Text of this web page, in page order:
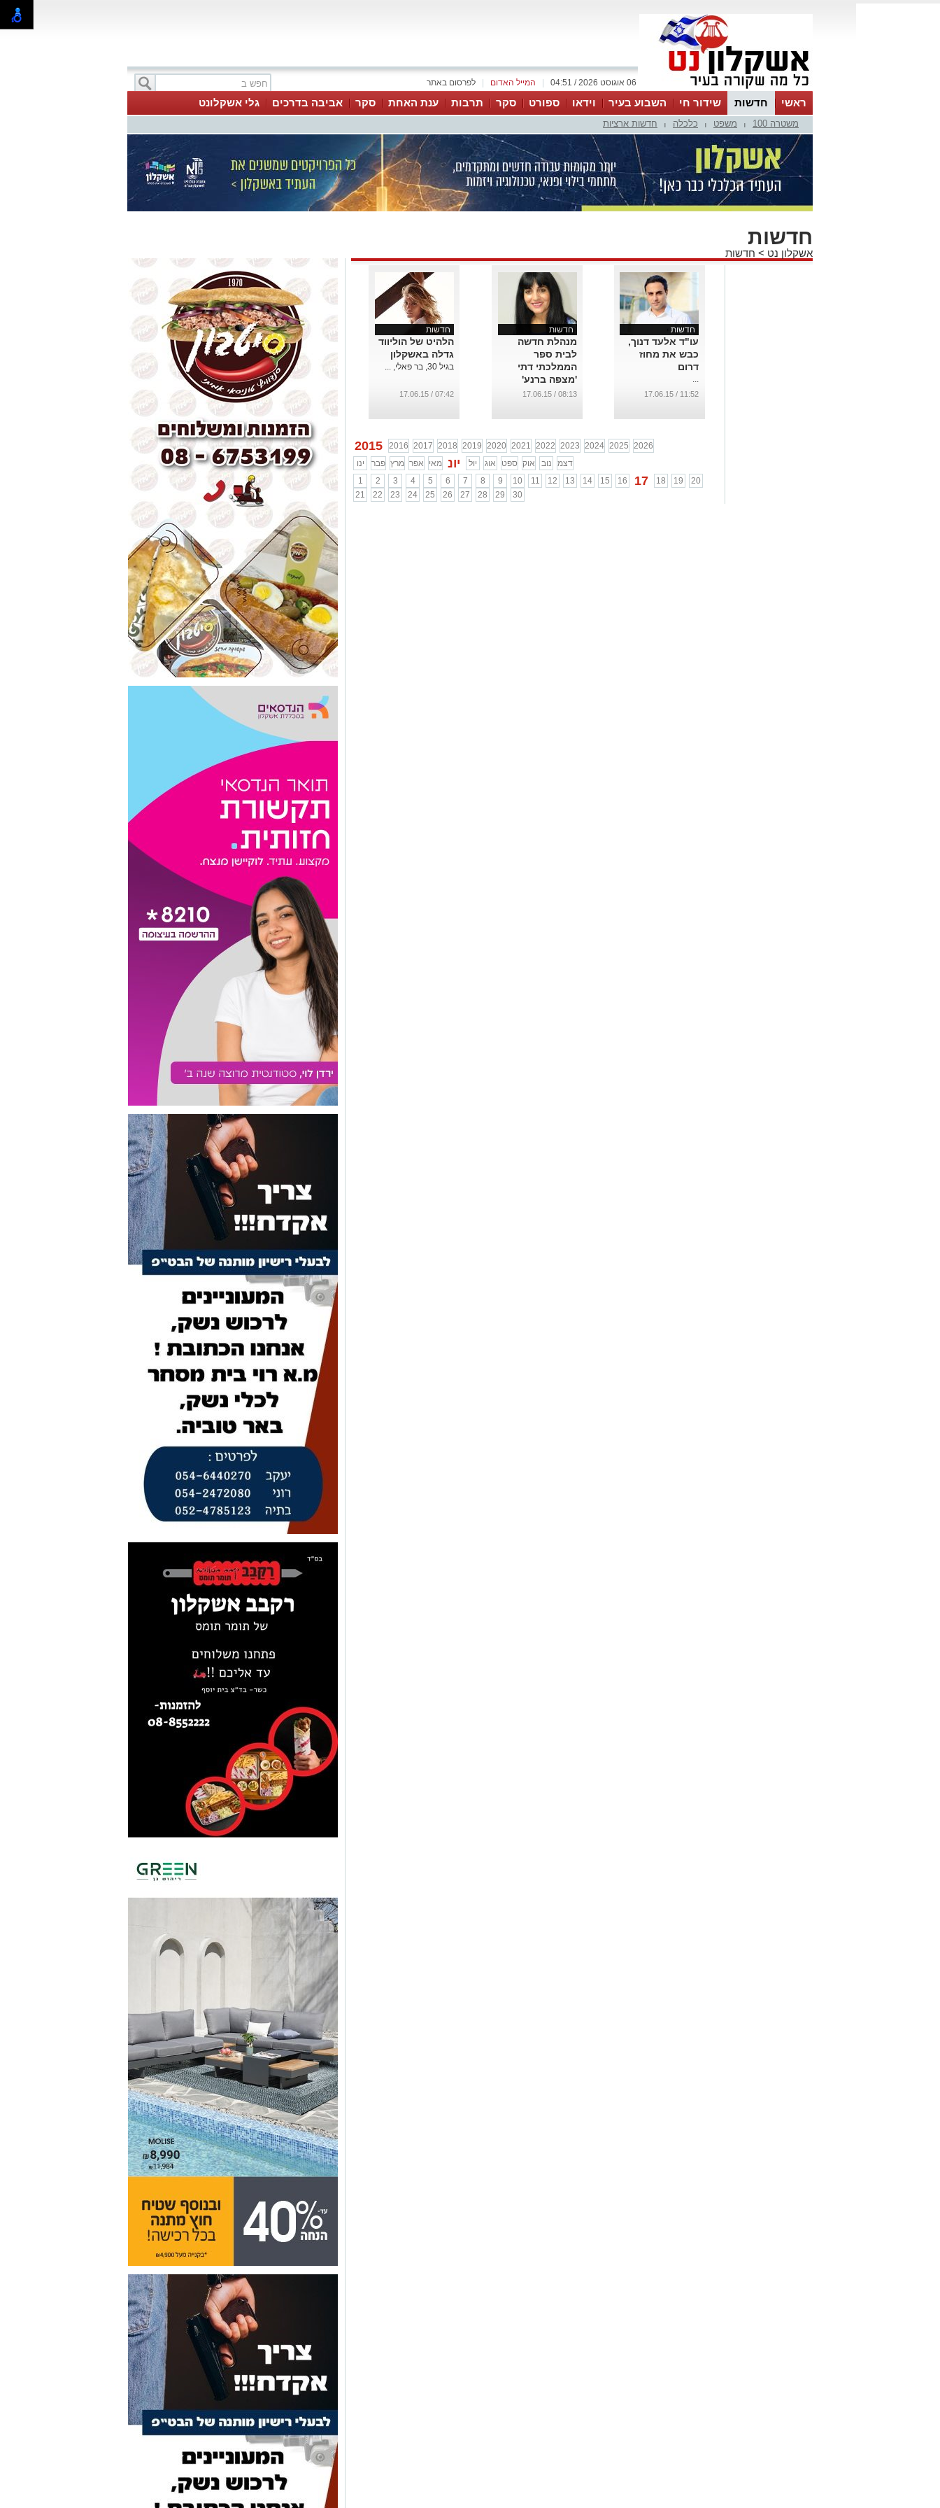
לפרסום באתר המייל האדום 06 אוגוסט 2026 / 04:51
ראשי חדשות שידור חי השבוע בעיר וידאו ספורט סקר תרבות ענת האחת סקר אביבה בדרכים גלי אשקלונט
משטרה 100 משפט כלכלה חדשות ארציות
חדשות
אשקלון נט > חדשות
חדשות
עו"ד אלעד דנוך,
כבש את מחוז
דרום
...
11:52 / 17.06.15
חדשות
מנהלת חדשה
לבית ספר
הממלכתי דתי
'מצפה ברנע'
...
08:13 / 17.06.15
חדשות
הלהיט של הוליווד
גדלה באשקלון
בגיל 30, בר פאלי, ...
07:42 / 17.06.15
2015 2016 2017 2018 2019 2020 2021 2022 2023 2024 2025 2026
ינו
פבר מרץ אפר מאי יונ יול אוג ספט אוק נוב
דצמ
1
2 3 4 5 6 7 8 9 10 11 12 13 14 15 16 17 18 19
20
21
22 23 24 25 26 27 28 29 30